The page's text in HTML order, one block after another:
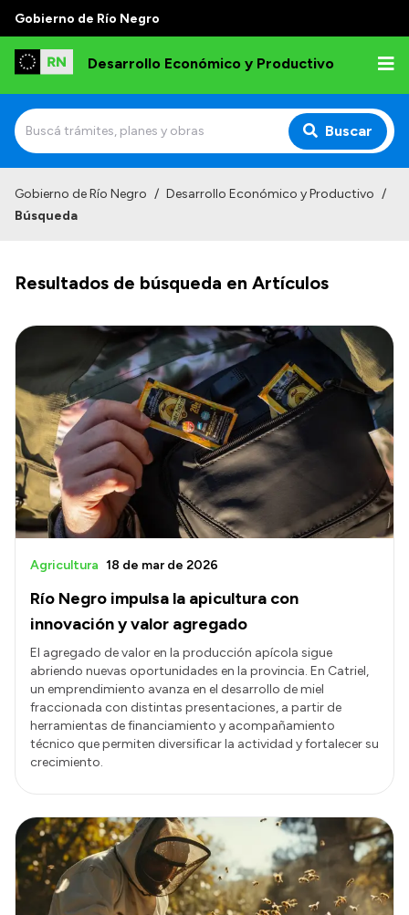
Gobierno de Río Negro
Desarrollo Económico y Productivo
Buscar
Delegaciones
Transparencia
Presupuesto
Boletín Oficial
Compras y licitaciones
Consulta de expedientes
Consulta de pago a proveedores
Convocatorias
Intranet
Login
Gobierno de Río Negro / Desarrollo Económico y Productivo /
Búsqueda
Resultados de búsqueda en Artículos
Río Negro impulsa la apicultura con
innovación y valor agregado
Agricultura 18 de mar de 2026
El agregado de valor en la producción apícola sigue
abriendo nuevas oportunidades en la provincia. En Catriel,
un emprendimiento avanza en el desarrollo de miel
fraccionada con distintas presentaciones, a partir de
herramientas de financiamiento y acompañamiento
técnico que permiten diversificar la actividad y fortalecer su
crecimiento.